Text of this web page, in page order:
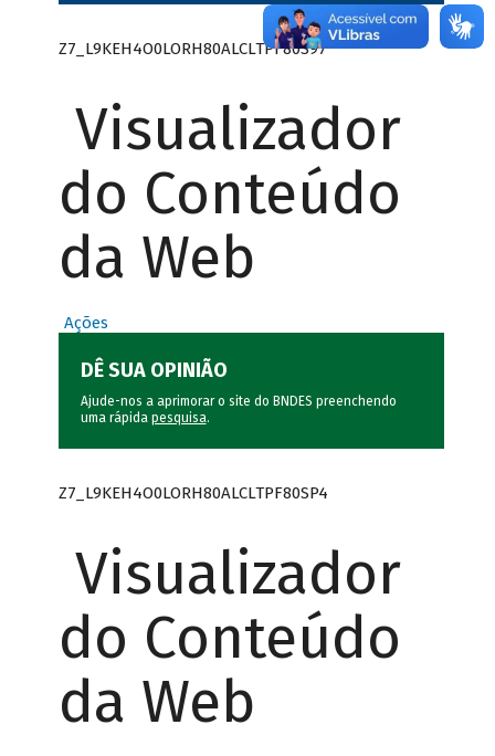
Z7_L9KEH4O0LORH80ALCLTPF80S97
Visualizador
do Conteúdo
da Web
Ações
DÊ SUA OPINIÃO
Ajude-nos a aprimorar o site do BNDES preenchendo
uma rápida pesquisa.
Z7_L9KEH4O0LORH80ALCLTPF80SP4
Visualizador
do Conteúdo
da Web